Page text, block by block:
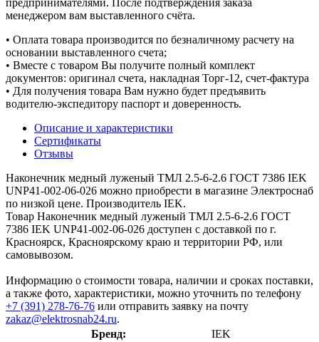
менеджером вам выставленного счёта.
• Оплата товара производится по безналичному расчету на
основании выставленного счета;
• Вместе с товаром Вы получите полный комплект
документов: оригинал счета, накладная Торг-12, счет-фактура
• Для получения товара Вам нужно будет предъявить
водителю-экспедитору паспорт и доверенность.
Описание и характеристики
Сертификаты
Отзывы
Наконечник медный луженый ТМЛ 2.5-6-2.6 ГОСТ 7386 IEK
UNP41-002-06-026 можно приобрести в магазине Электроснаб
по низкой цене. Производитель IEK.
Товар Наконечник медный луженый ТМЛ 2.5-6-2.6 ГОСТ
7386 IEK UNP41-002-06-026 доступен с доставкой по г.
Красноярск, Красноярскому краю и территории РФ, или
самовывозом.
Информацию о стоимости товара, наличии и сроках поставки,
а также фото, характеристики, можно уточнить по телефону
+7 (391) 278-76-76 или отправить заявку на почту
zakaz@elektrosnab24.ru.
Бренд:
IEK